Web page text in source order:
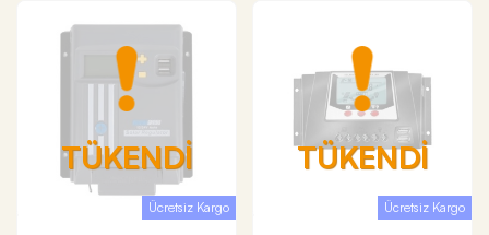
TÜKENDİ
Ücretsiz Kargo
TÜKENDİ
Ücretsiz Kargo